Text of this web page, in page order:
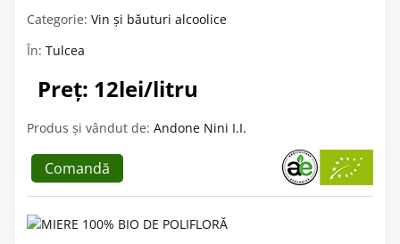
Categorie: Vin și băuturi alcoolice
În: Tulcea
Preț: 12lei/litru
Produs și vândut de: Andone Nini I.I.
Comandă